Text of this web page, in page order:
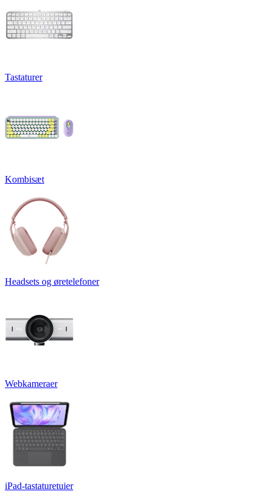
Tastaturer
Kombisæt
Headsets og øretelefoner
Webkameraer
iPad-tastaturetuier